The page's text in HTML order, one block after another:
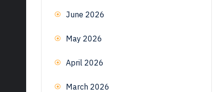
June 2026
May 2026
April 2026
March 2026